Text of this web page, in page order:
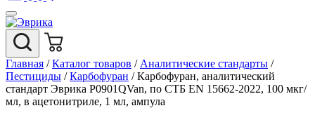
Главная / Каталог товаров / Аналитические стандарты /
Пестициды / Карбофуран / Карбофуран, аналитический
стандарт Эврика P0901QVan, по СТБ EN 15662-2022, 100 мкг/
мл, в ацетонитриле, 1 мл, ампула